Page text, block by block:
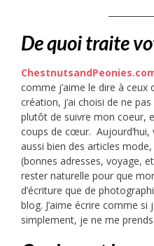
De quoi traite
comme j’aime le dire à ceux
création, j’ai choisi de ne
plutôt de suivre mon coeur,
coups de cœur.
aussi bien des articles
(bonnes adresses, voyage,
rester naturelle pour que
d’écriture que de
blog. J’aime écrire comme
simplement, je ne me